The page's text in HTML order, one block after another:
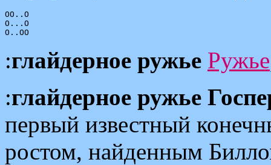
OO..O
O...O
:глайдерное ружье Ружье
:глайдерное ружье
первый известный
ростом, найденным